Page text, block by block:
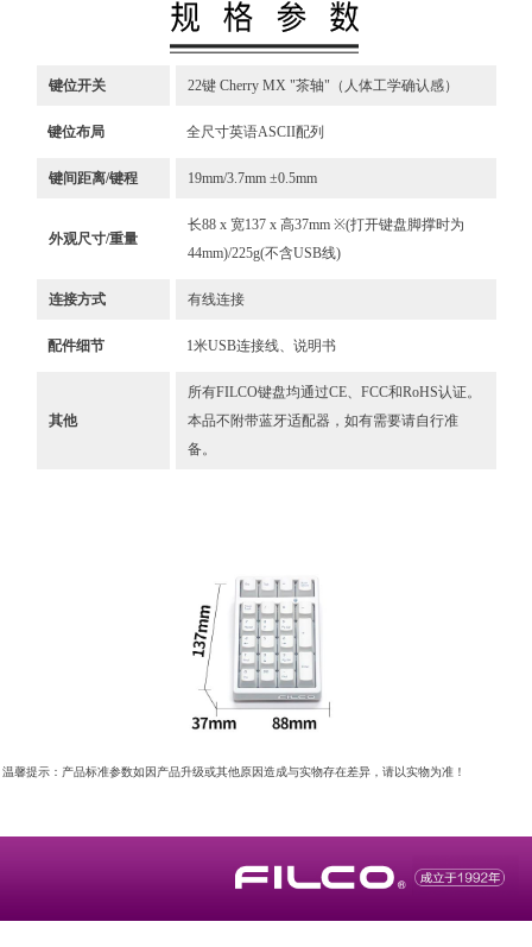
键位开关 22键 Cherry MX "茶轴"（人体工学确认感）
键位布局 全尺寸英语ASCII配列
键间距离/键程 19mm/3.7mm ±0.5mm
外观尺寸/重量
长88 x 宽137 x 高37mm ※(打开键盘脚撑时为
44mm)/225g(不含USB线)
连接方式 有线连接
配件细节 1米USB连接线、说明书
其他
所有FILCO键盘均通过CE、FCC和RoHS认证。
本品不附带蓝牙适配器，如有需要请自行准
备。
温馨提示：产品标准参数如因产品升级或其他原因造成与实物存在差异，请以实物为准！